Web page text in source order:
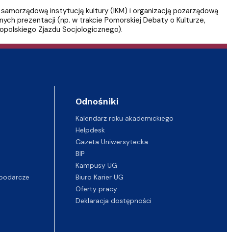
instytucją kultury (IKM) i organizacją pozarządową
prezentacji (np. w trakcie Pomorskiej Debaty o Kulturze,
Zjazdu Socjologicznego).
Odnośniki
Kalendarz roku akademickiego
Helpdesk
Gazeta Uniwersytecka
BIP
Kampusy UG
Biuro Karier UG
Oferty pracy
Deklaracja dostępności